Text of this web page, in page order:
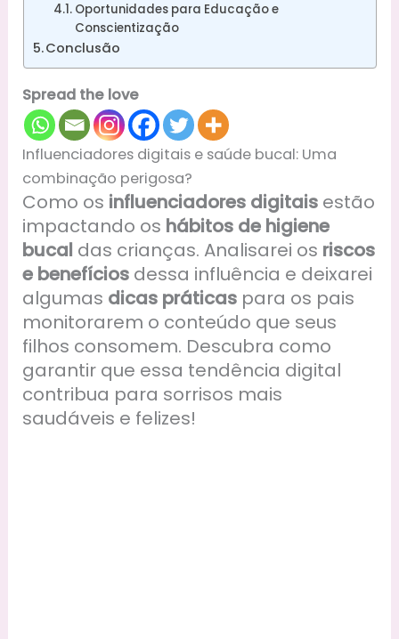
Oportunidades para Educação e
Conscientização
Conclusão
Spread the love
Influenciadores digitais e saúde bucal: Uma
combinação perigosa?
Como os influenciadores digitais estão
impactando os hábitos de higiene
bucal das crianças. Analisarei os riscos
e benefícios dessa influência e deixarei
algumas dicas práticas para os pais
monitorarem o conteúdo que seus
filhos consomem. Descubra como
garantir que essa tendência digital
contribua para sorrisos mais
saudáveis e felizes!